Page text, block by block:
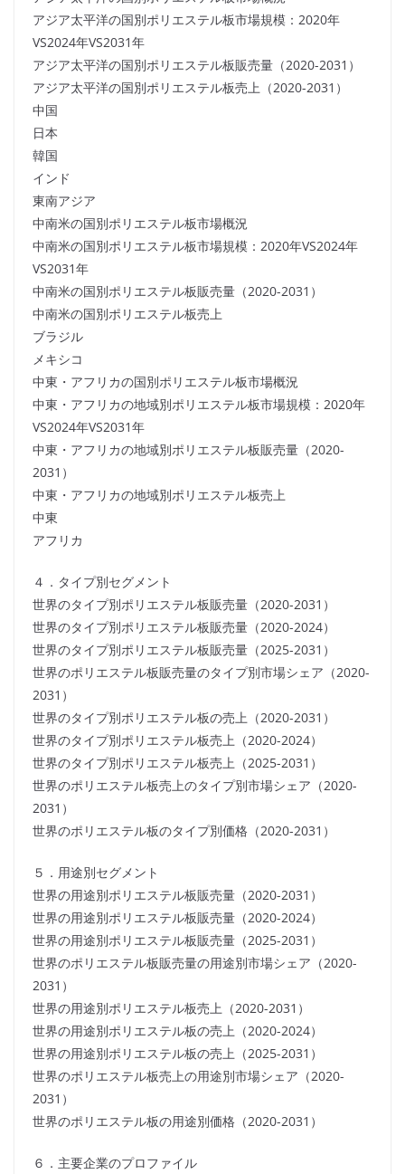
アジア太平洋の国別ポリエステル板市場規模：2020年
VS2024年VS2031年
アジア太平洋の国別ポリエステル板販売量（2020-2031）
アジア太平洋の国別ポリエステル板売上（2020-2031）
中国
日本
韓国
インド
東南アジア
中南米の国別ポリエステル板市場概況
中南米の国別ポリエステル板市場規模：2020年VS2024年
VS2031年
中南米の国別ポリエステル板販売量（2020-2031）
中南米の国別ポリエステル板売上
ブラジル
メキシコ
中東・アフリカの国別ポリエステル板市場概況
中東・アフリカの地域別ポリエステル板市場規模：2020年
VS2024年VS2031年
中東・アフリカの地域別ポリエステル板販売量（2020-
2031）
中東・アフリカの地域別ポリエステル板売上
中東
アフリカ
４．タイプ別セグメント
世界のタイプ別ポリエステル板販売量（2020-2031）
世界のタイプ別ポリエステル板販売量（2020-2024）
世界のタイプ別ポリエステル板販売量（2025-2031）
世界のポリエステル板販売量のタイプ別市場シェア（2020-
2031）
世界のタイプ別ポリエステル板の売上（2020-2031）
世界のタイプ別ポリエステル板売上（2020-2024）
世界のタイプ別ポリエステル板売上（2025-2031）
世界のポリエステル板売上のタイプ別市場シェア（2020-
2031）
世界のポリエステル板のタイプ別価格（2020-2031）
５．用途別セグメント
世界の用途別ポリエステル板販売量（2020-2031）
世界の用途別ポリエステル板販売量（2020-2024）
世界の用途別ポリエステル板販売量（2025-2031）
世界のポリエステル板販売量の用途別市場シェア（2020-
2031）
世界の用途別ポリエステル板売上（2020-2031）
世界の用途別ポリエステル板の売上（2020-2024）
世界の用途別ポリエステル板の売上（2025-2031）
世界のポリエステル板売上の用途別市場シェア（2020-
2031）
世界のポリエステル板の用途別価格（2020-2031）
６．主要企業のプロファイル